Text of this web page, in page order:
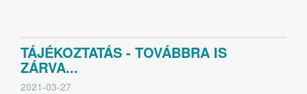
TÁJÉKOZTATÁS - TOVÁBBRA IS
ZÁRVA...
2021-03-27